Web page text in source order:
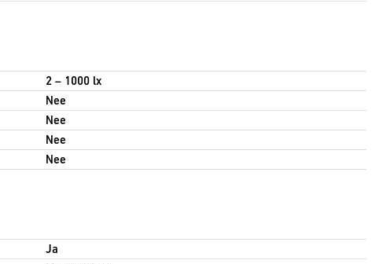
2 – 1000 lx
Nee
Nee
Nee
Nee
Ja